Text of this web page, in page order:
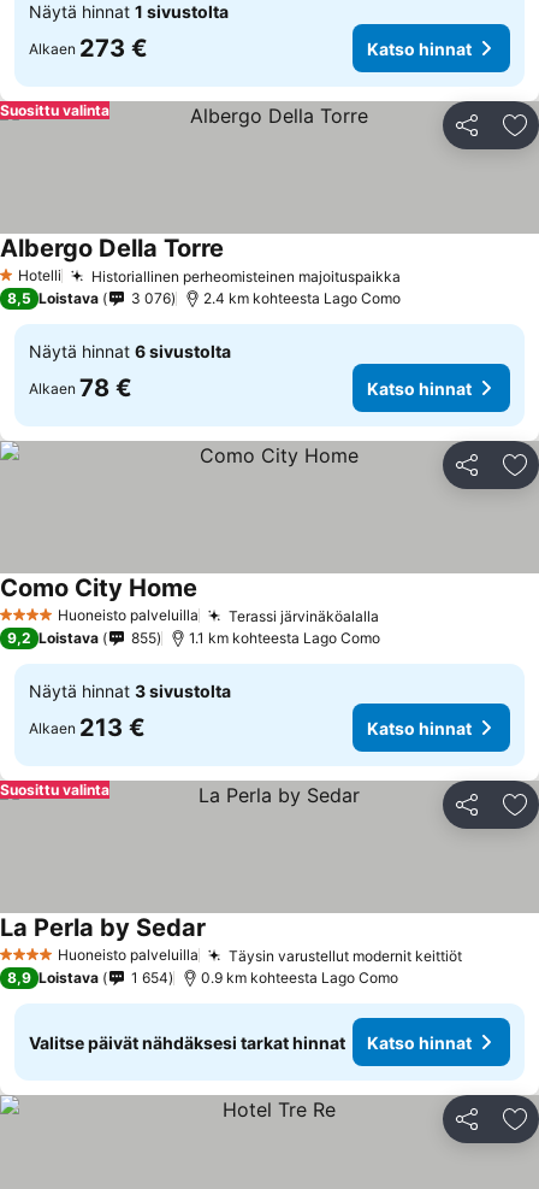
Näytä hinnat 1 sivustolta
Alkaen 273 € Katso hinnat
Jaa
Suosittu valinta
1 Tähtiluokitus
Hotelli Historiallinen perheomisteinen majoituspaikka
Albergo Della Torre
8,5 Loistava 3 076 2.4 km kohteesta Lago Como
Näytä hinnat 6 sivustolta
Alkaen 78 € Katso hinnat
Jaa
4 TähtiluokitusHuoneisto palveluilla Terassi järvinäköalalla
Como City Home
9,2 Loistava 855 1.1 km kohteesta Lago Como
Näytä hinnat 3 sivustolta
Alkaen 213 € Katso hinnat
Jaa
Suosittu valinta
4 TähtiluokitusHuoneisto palveluilla Täysin varustellut modernit keittiöt
La Perla by Sedar
8,9 Loistava 1 654 0.9 km kohteesta Lago Como
Valitse päivät nähdäksesi tarkat hinnat Katso hinnat
Jaa